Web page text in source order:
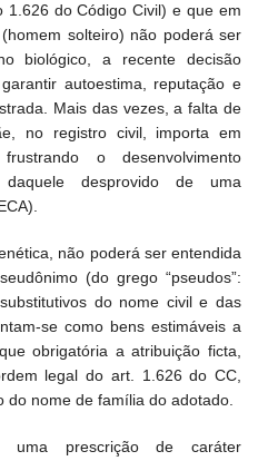
1.626 do Código Civil) e que em
solteiro) não poderá ser
biológico, a recente decisão
autoestima, reputação e
Mais das vezes, a falta de
no registro civil, importa em
o desenvolvimento
desprovido de uma
não poderá ser entendida
(do grego “pseudos”:
do nome civil e das
se como bens estimáveis a
obrigatória a atribuição ficta,
legal do art. 1.626 do CC,
nome de família do adotado.
uma prescrição de caráter